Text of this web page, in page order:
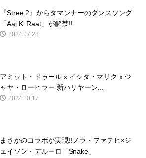
『Stree 2』からタマンナーのダンスソング
「Aaj Ki Raat」が解禁!!
2024.07.28
アミット・ドゥール x イシタ・マリク x ジ
ャヤ・ローヒラー 新ハリヤーン...
2024.10.17
まさかのコラボが実現!!ノラ・ファテヒ×ジ
ェイソン・デルーロ「Snake」